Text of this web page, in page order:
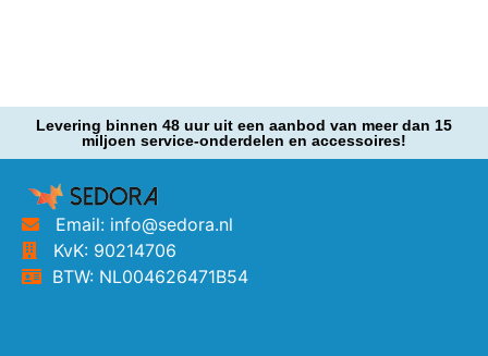
Levering binnen 48 uur uit een aanbod van meer dan 15
miljoen service-onderdelen en accessoires!
Email: info@sedora.nl
KvK: 90214706
BTW: NL004626471B54